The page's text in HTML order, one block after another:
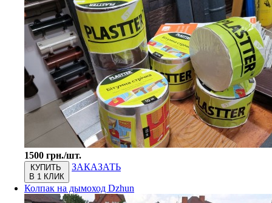
1500 грн./шт.
КУПИТЬ
В 1 КЛИК
ЗАКАЗАТЬ
Колпак на дымоход Dzhun